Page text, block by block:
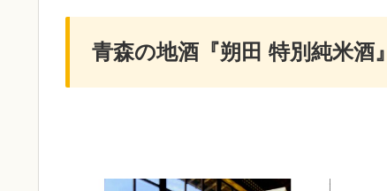
青森の地酒『朔田 特別純米酒